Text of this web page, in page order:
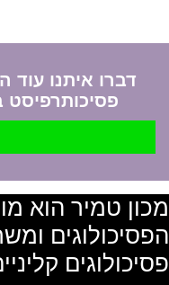
דברו איתנו עוד
מכון טמיר הוא
הפסיכולוגים
פסיכולוגים